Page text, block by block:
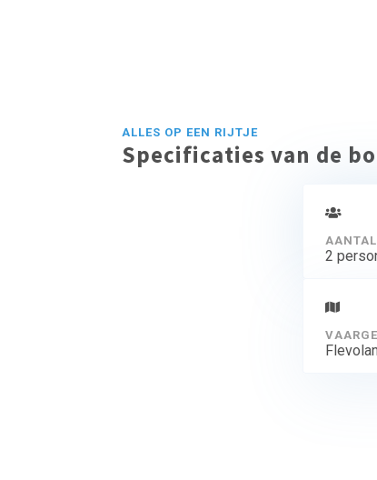
ALLES OP EEN RIJTJE
Specificaties van de
2